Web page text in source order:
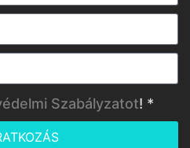
Szabályzatot! *